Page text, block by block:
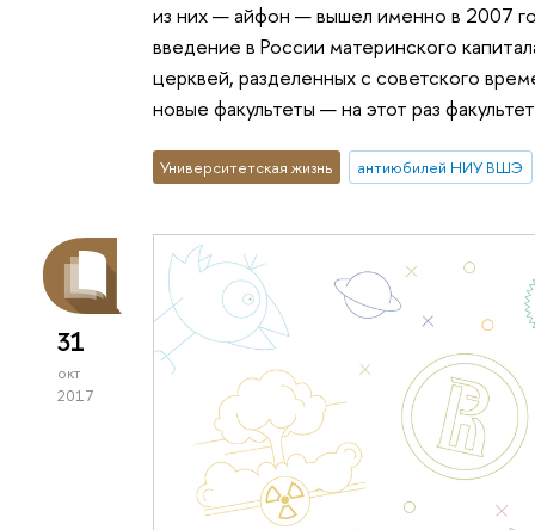
из них — айфон — вышел именно в 2007
введение в России материнского
церквей, разделенных с советского
новые факультеты — на этот раз
Университетская жизнь антиюбилей НИУ ВШЭ
31
окт
2017